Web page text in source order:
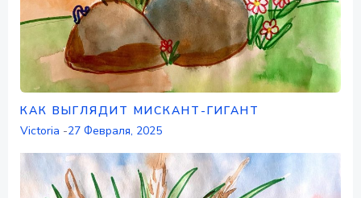
КАК ВЫГЛЯДИТ МИСКАНТ-ГИГАНТ
Victoria -27 Февраля, 2025